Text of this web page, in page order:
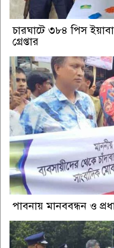
চারঘাটে ৩৮৪ পিস
গ্রেপ্তার
পাবনায় মানববন্ধন ও